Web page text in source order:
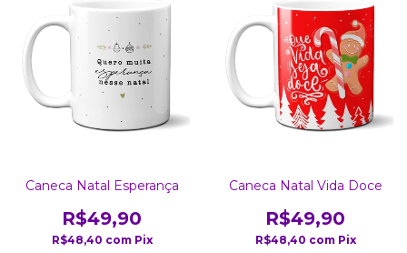
Caneca Natal Esperança
R$49,90
R$48,40 com Pix
Caneca Natal Vida Doce
R$49,90
R$48,40 com Pix